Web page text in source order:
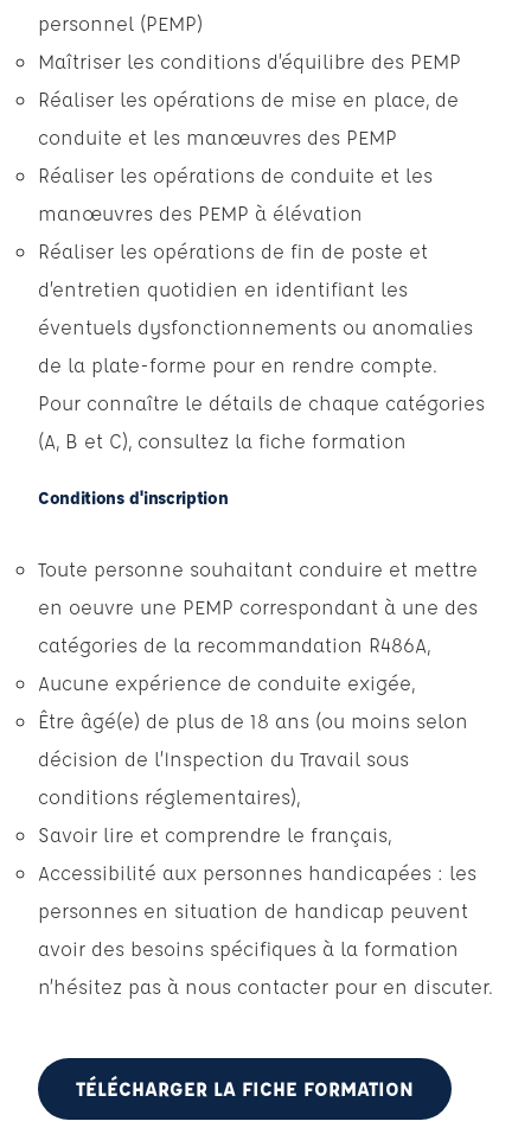
personnel (PEMP)
Maîtriser les conditions d’équilibre des PEMP
Réaliser les opérations de mise en place, de
conduite et les manœuvres des PEMP
Réaliser les opérations de conduite et les
manœuvres des PEMP à élévation
Réaliser les opérations de fin de poste et
d’entretien quotidien en identifiant les
éventuels dysfonctionnements ou anomalies
de la plate-forme pour en rendre compte.
Pour connaître le détails de chaque catégories
(A, B et C), consultez la fiche formation
Conditions d'inscription
Toute personne souhaitant conduire et mettre
en oeuvre une PEMP correspondant à une des
catégories de la recommandation R486A,
Aucune expérience de conduite exigée,
Être âgé(e) de plus de 18 ans (ou moins selon
décision de l’Inspection du Travail sous
conditions réglementaires),
Savoir lire et comprendre le français,
Accessibilité aux personnes handicapées : les
personnes en situation de handicap peuvent
avoir des besoins spécifiques à la formation
n’hésitez pas à nous contacter pour en discuter.
TÉLÉCHARGER LA FICHE FORMATION